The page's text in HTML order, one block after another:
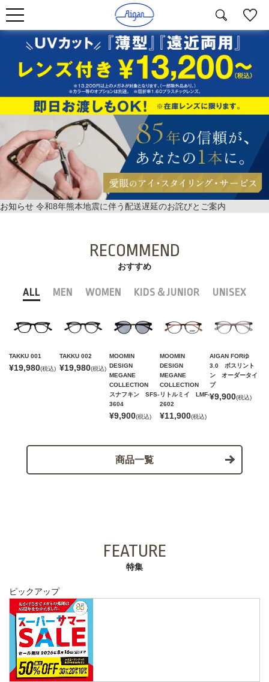
お知らせ 令和8年熊本地震に伴う配送遅延のお詫びとご案内
RECOMMEND
おすすめ
ALL MEN WOMEN KIDS＆JUNIOR UNISEX
TAKKU 001
¥19,980(税込)
TAKKU 002
¥19,980(税込)
MOOMIN
DESIGN
MEGANE
COLLECTION
スナフキン SFS-
3604
¥9,900(税込)
MOOMIN
DESIGN
MEGANE
COLLECTION
リトルミイ LMF-
2602
¥11,900(税込)
AIGAN FORゆ
3.0 ボスリント
ン オーダータイ
プ
¥9,900(税込)
商品一覧
FEATURE
特集
ピックアップ